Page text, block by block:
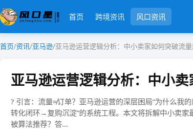
首页 跨境资讯 风口资讯
首页/资讯/亚马逊/亚马逊运营逻辑分析：中小卖家如何突破流
亚马逊运营逻辑分析：中小
? ​​引言：流量≠订单？亚马逊运营的深层困局​​“为什么
转化闭环→复购沉淀​​”的系统工程。本文将拆解中小卖
被算法推荐？​​答...